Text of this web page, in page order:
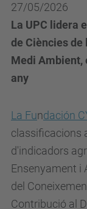
27/05/2026
La UPC lidera
de Ciències de
Medi Ambient,
any
La Fundación
classificacions
d'indicadors
Ensenyament i
del
Contribució al